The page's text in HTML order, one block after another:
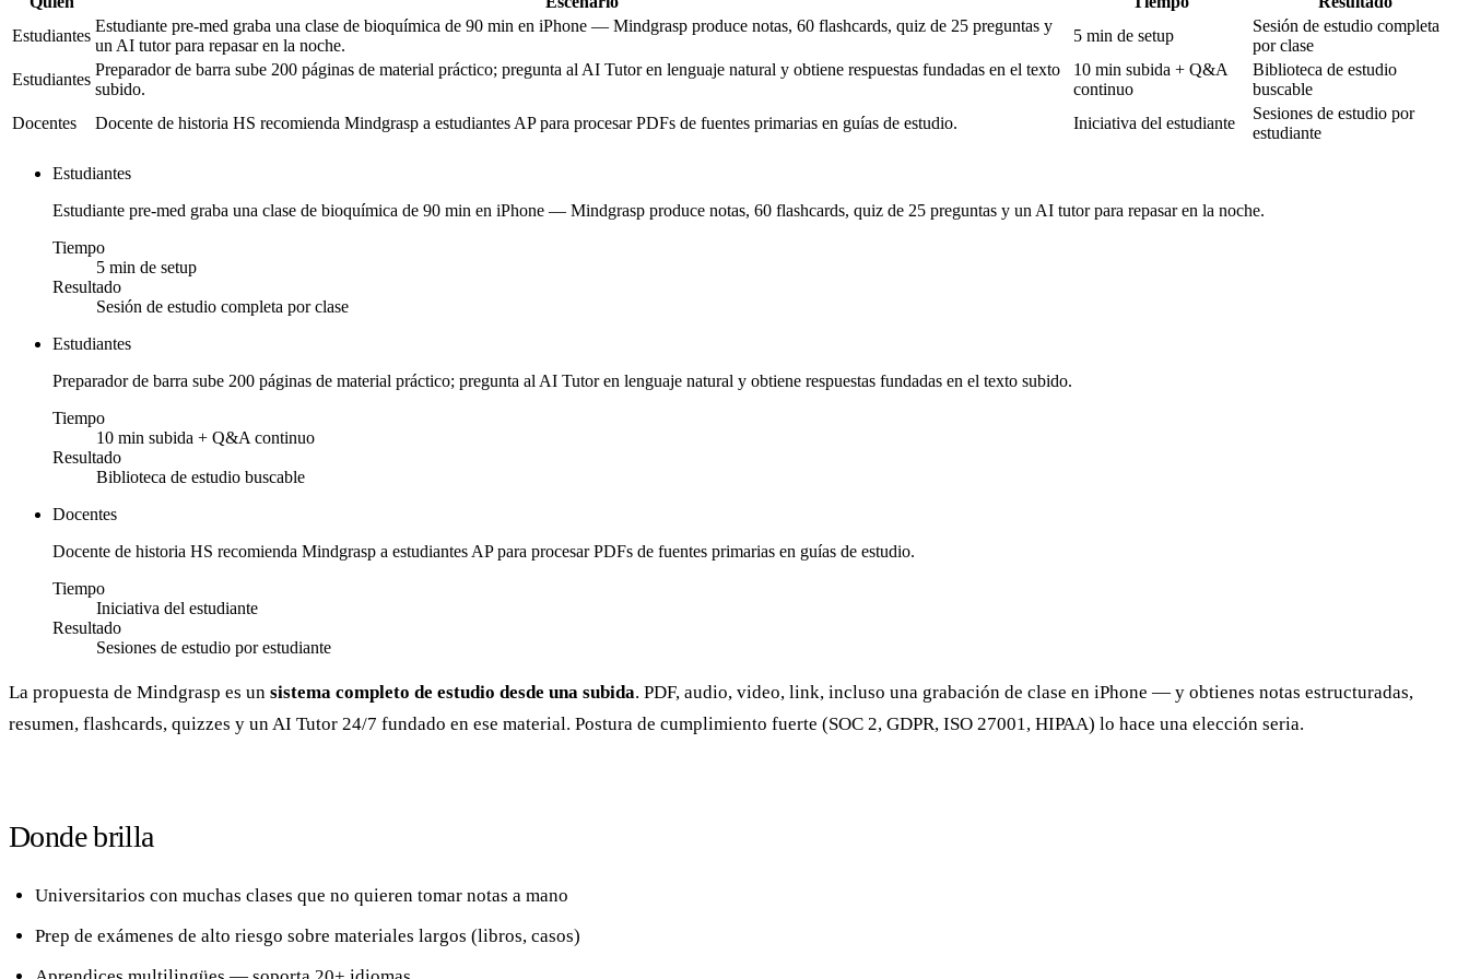
Estudiantes
Estudiante pre-med graba una clase de bioquímica de 90 min en iPhone — Mindgrasp produce notas, 60 flashcards, quiz de 25 preguntas y
un AI tutor para repasar en la noche.
5 min de setup
Sesión de estudio completa
por clase
Estudiantes
Preparador de barra sube 200 páginas de material práctico; pregunta al AI Tutor en lenguaje natural y obtiene respuestas fundadas en el texto
subido.
10 min subida + Q&A
continuo
Biblioteca de estudio
buscable
Docentes
Docente de historia HS recomienda Mindgrasp a estudiantes AP para procesar PDFs de fuentes primarias en guías de estudio. Iniciativa del estudiante
Sesiones de estudio por
estudiante
Estudiantes
Estudiante pre-med graba una clase de bioquímica de 90 min en iPhone — Mindgrasp produce notas, 60 flashcards, quiz de 25 preguntas y un AI tutor para repasar en la noche.
Tiempo
5 min de setup
Resultado
Sesión de estudio completa por clase
Estudiantes
Preparador de barra sube 200 páginas de material práctico; pregunta al AI Tutor en lenguaje natural y obtiene respuestas fundadas en el texto subido.
Tiempo
10 min subida + Q&A continuo
Resultado
Biblioteca de estudio buscable
Docentes
Docente de historia HS recomienda Mindgrasp a estudiantes AP para procesar PDFs de fuentes primarias en guías de estudio.
Tiempo
Iniciativa del estudiante
Resultado
Sesiones de estudio por estudiante
La propuesta de Mindgrasp es un sistema completo de estudio desde una subida. PDF, audio, video, link, incluso una grabación de clase en iPhone — y obtienes notas estructuradas,
resumen, flashcards, quizzes y un AI Tutor 24/7 fundado en ese material. Postura de cumplimiento fuerte (SOC 2, GDPR, ISO 27001, HIPAA) lo hace una elección seria.
Donde brilla
Universitarios con muchas clases que no quieren tomar notas a mano
Prep de exámenes de alto riesgo sobre materiales largos (libros, casos)